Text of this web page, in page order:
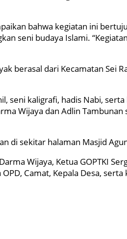
bahwa kegiatan ini
seni budaya Islami.
berasal dari Kecamatan Sei
seni kaligrafi, hadis Nabi,
Wijaya dan Adlin Tambunan
di sekitar halaman Masjid
Wijaya, Ketua GOPTKI
Camat, Kepala Desa,